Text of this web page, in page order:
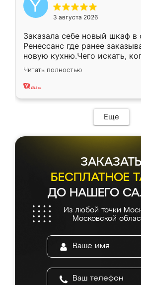
3 августа 2026
Заказала себе новый шкаф в
Ренессанс где ранее
новую кухню.Чего искать,
вполне довольна. Служит
два года, нареканий нет.
Читать полностью
Еще
ЗАКАЗАТЬ
БЕСПЛАТНОЕ
ДО НАШЕГО
Из любой точки
Московской